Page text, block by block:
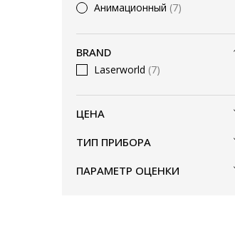
Анимационный 7
BRAND
Laserworld 7
ЦЕНА
ТИП ПРИБОРА
ПАРАМЕТР ОЦЕНКИ